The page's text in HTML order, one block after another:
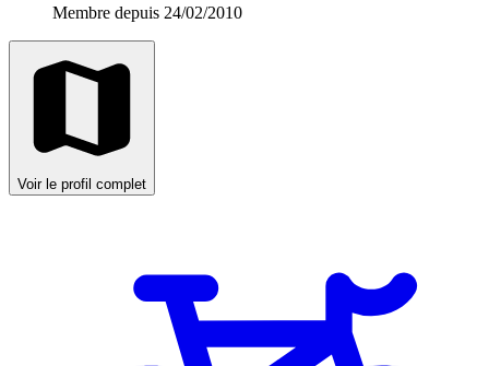
Membre depuis 24/02/2010
Voir le profil complet